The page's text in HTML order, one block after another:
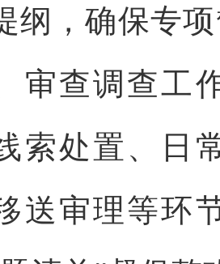
纲，确保专
审查调查工
索处置、日
送审理等环